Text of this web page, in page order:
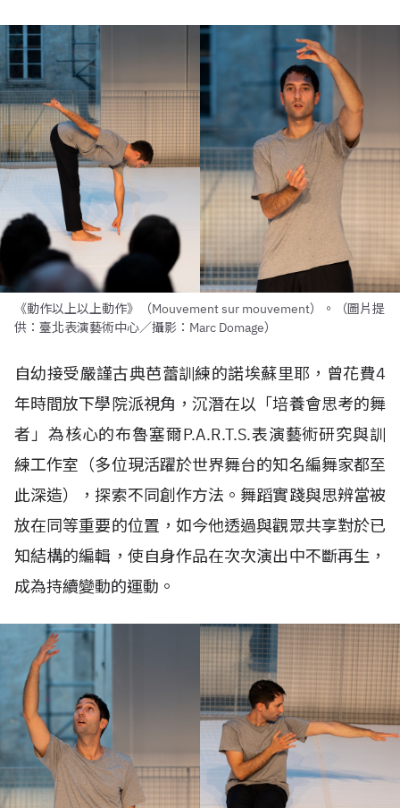
《動作以上以上動作》（Mouvement sur mouvement）。（圖片提
供：臺北表演藝術中心／攝影：Marc Domage）
自幼接受嚴謹古典芭蕾訓練的諾埃蘇里耶，曾花費4
年時間放下學院派視角，沉潛在以「培養會思考的舞
者」為核心的布魯塞爾P.A.R.T.S.表演藝術研究與訓
練工作室（多位現活躍於世界舞台的知名編舞家都至
此深造），探索不同創作方法。舞蹈實踐與思辨當被
放在同等重要的位置，如今他透過與觀眾共享對於已
知結構的編輯，使自身作品在次次演出中不斷再生，
成為持續變動的運動。